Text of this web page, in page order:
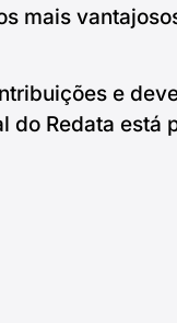
mais
e
Redata está